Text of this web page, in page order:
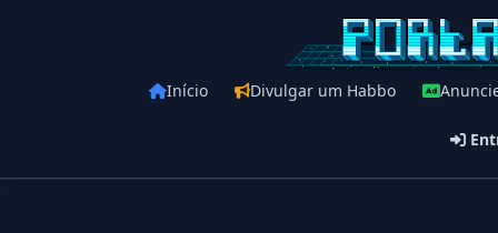
Início Divulgar um Habbo